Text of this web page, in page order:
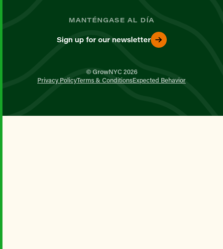
MANTÉNGASE AL DÍA
Sign up for our newsletter
© GrowNYC 2026
Privacy PolicyTerms & ConditionsExpected Behavior